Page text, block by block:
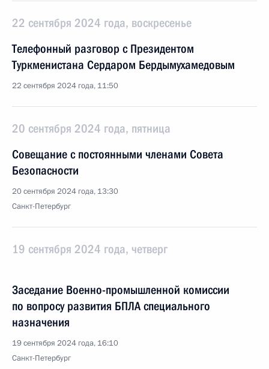
22 сентября 2024 года, воскресенье
Телефонный разговор с Президентом
Туркменистана Сердаром Бердымухамедовым
22 сентября 2024 года, 11:50
20 сентября 2024 года, пятница
Совещание с постоянными членами Совета
Безопасности
20 сентября 2024 года, 13:30
Санкт-Петербург
19 сентября 2024 года, четверг
Заседание Военно-промышленной комиссии
по вопросу развития БПЛА специального
назначения
19 сентября 2024 года, 16:10
Санкт-Петербург